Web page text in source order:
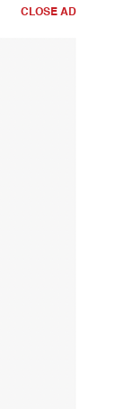
CLOSE AD